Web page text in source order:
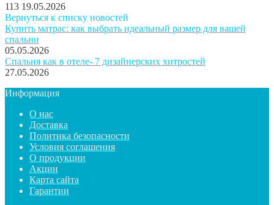
113 19.05.2026
Вернуться к списку новостей
Купить матрас: как выбрать идеальный размер для вашей
спальни
05.05.2026
Спальня как в отеле- 7 дизайнерских хитростей
27.05.2026
Информация
О нас
Доставка
Политика безопасности
Условия соглашения
О продукции
Акции
Карта сайта
Гарантии